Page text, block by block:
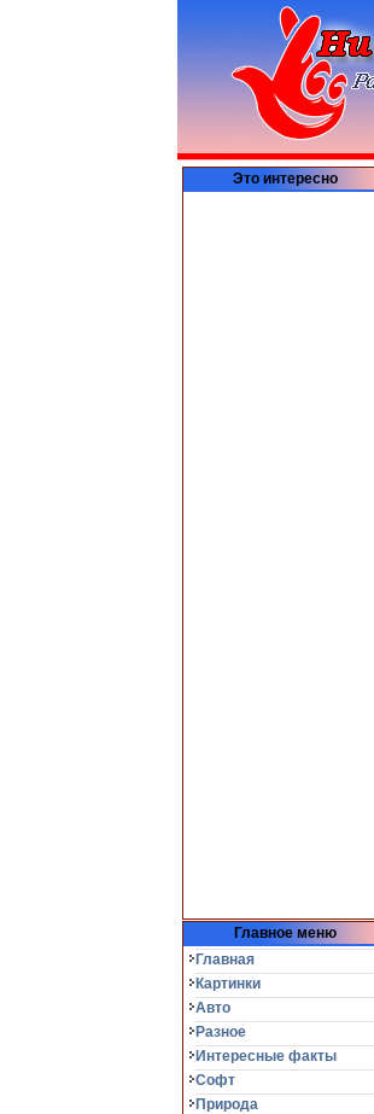
Это интересно
Главное меню
Главная
Картинки
Авто
Разное
Интересные факты
Софт
Природа